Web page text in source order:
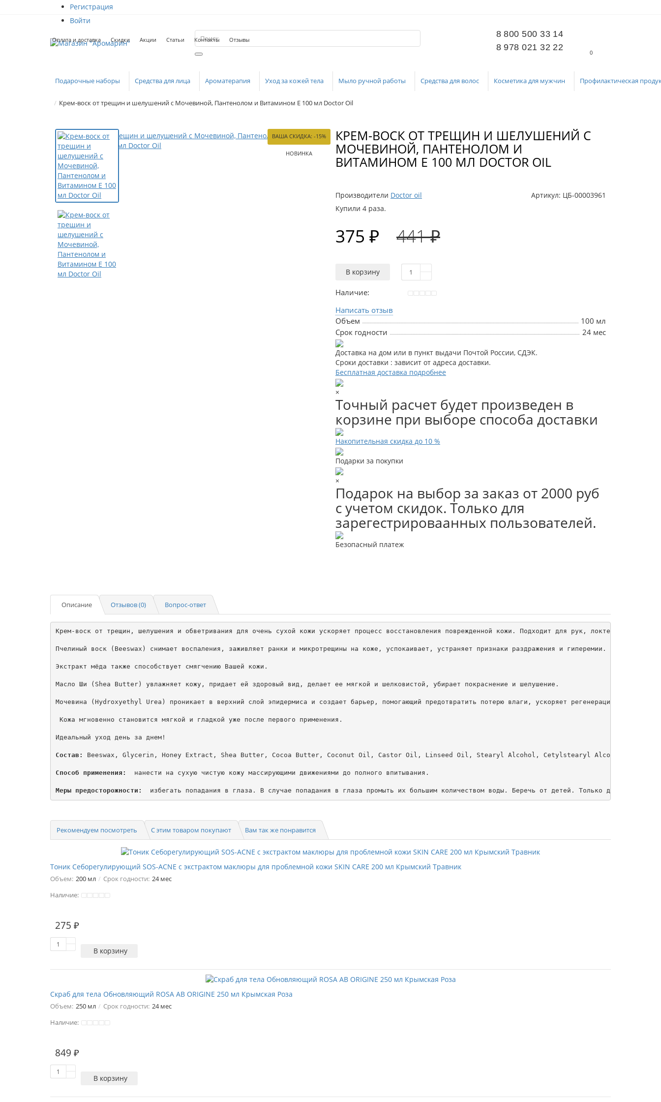
Регистрация
Войти
Оплата и доставка Скидки Акции Статьи Контакты Отзывы
8 800 500 33 14
8 978 021 32 22
0
Подарочные наборы Средства для лица Ароматерапия Уход за кожей тела Мыло ручной работы Средства для волос Косметика для мужчин Профилактическая
Крем-воск от трещин и шелушений с Мочевиной, Пантенолом и Витамином Е 100 мл Doctor Oil
ВАША СКИДКА: -15%
НОВИНКА
КРЕМ-ВОСК ОТ ТРЕЩИН И ШЕЛУШЕНИЙ С
МОЧЕВИНОЙ, ПАНТЕНОЛОМ И
ВИТАМИНОМ Е 100 МЛ DOCTOR OIL
Производители Doctor oil Артикул: ЦБ-00003961
Купили 4 раза.
375 ₽ 441 ₽
В корзину
Наличие:
Написать отзыв
Объем
100 мл
Срок годности
24 мес
Доставка на дом или в пункт выдачи Почтой России, СДЭК.
Сроки доставки : зависит от адреса доставки.
Бесплатная доставка подробнее
×
Точный расчет будет произведен в
корзине при выборе способа доставки
Накопительная скидка до 10 %
Подарки за покупки
×
Подарок на выбор за заказ от 2000 руб
с учетом скидок. Только для
зарегестрироваанных пользователей.
Безопасный платеж
Описание Отзывов (0) Вопрос-ответ
Крем-воск от трещин, шелушения и обветривания для очень сухой кожи ускоряет процесс восстановления поврежденной кожи. Подходит для рук, локтей, коленей и
Пчелиный воск (Beeswax) снимает воспаления, заживляет ранки и микротрещины на коже, успокаивает, устраняет признаки раздражения и гиперемии.
Экстракт мёда также способствует смягчению Вашей кожи.
Масло Ши (Shea Butter) увлажняет кожу, придает ей здоровый вид, делает ее мягкой и шелковистой, убирает покраснение и шелушение.
Мочевина (Hydroxyethyl Urea) проникает в верхний слой эпидермиса и создает барьер, помогающий предотвратить потерю влаги, ускоряет регенерацию. Она
Кожа мгновенно становится мягкой и гладкой уже после первого применения.
Идеальный уход день за днем!
Состав: Beeswax, Glycerin, Honey Extract, Shea Butter, Cocoa Butter, Coconut Oil, Castor Oil, Linseed Oil, Stearyl Alcohol, Cetylstearyl Alcohol, Bee
Способ применения:
  нанести на сухую чистую кожу массирующими движениями до полного впитывания.
Меры предосторожности:
Рекомендуем посмотреть С этим товаром покупают Вам так же понравится
Тоник Себорегулирующий SOS-ACNE с экстрактом маклюры для проблемной кожи SKIN CARE 200 мл Крымский Травник
Объем: 200 мл Срок годности: 24 мес
Наличие:
275 ₽
В корзину
Скраб для тела Обновляющий ROSA AB ORIGINE 250 мл Крымская Роза
Объем: 250 мл Срок годности: 24 мес
Наличие:
849 ₽
В корзину